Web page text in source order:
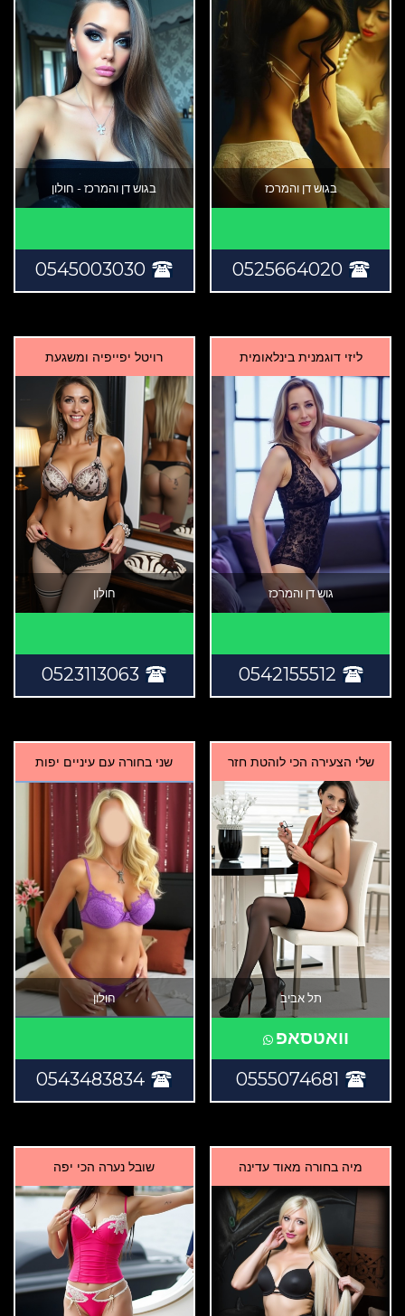
בגוש דן והמרכז
0525664020
בגוש דן והמרכז - חולון
0545003030
ליזי דוגמנית בינלאומית
גוש דן והמרכז
0542155512
רויטל יפייפיה ומשגעת
חולון
0523113063
שלי הצעירה הכי לוהטת חזר
תל אביב
וואטסאפ
0555074681
שני בחורה עם עיניים יפות
חולון
0543483834
מיה בחורה מאוד עדינה שובל נערה הכי יפה